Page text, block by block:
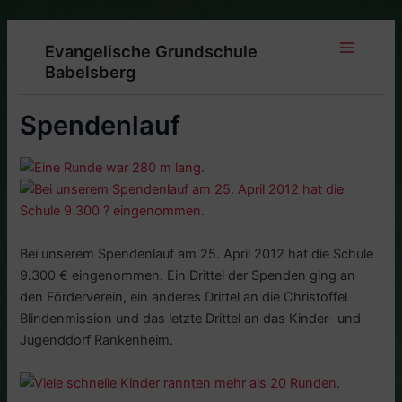
springenEvangelische Grundschule
Babelsberg
Spendenlauf
Bei unserem Spendenlauf am 25. April 2012 hat die Schule
9.300 € eingenommen. Ein Drittel der Spenden ging an
den Förderverein, ein anderes Drittel an die Christoffel
Blindenmission und das letzte Drittel an das Kinder- und
Jugenddorf Rankenheim.